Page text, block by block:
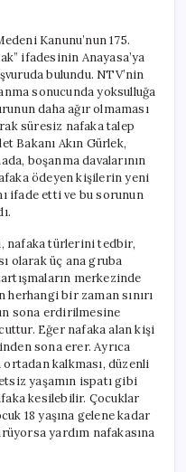
Kanunu’nun 175.
ifadesinin Anayasa’ya
bulundu. NTV’nin
sonucunda yoksulluğa
daha ağır olmaması
süresiz nafaka talep
Bakanı Akın Gürlek,
boşanma davalarının
ödeyen kişilerin yeni
ifade etti ve bu sorunun
nafaka türlerini tedbir,
olarak üç ana gruba
merkezinde
bir zaman sınırı
sona erdirilmesine
Eğer nafaka alan kişi
sona erer. Ayrıca
kalkması, düzenli
yaşamın ispatı gibi
kesilebilir. Çocuklar
18 yaşına gelene kadar
yardım nafakasına